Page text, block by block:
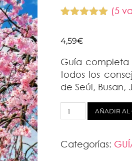
5 en base
valoraciones
de clientes
(5
4,59€
Guía
todos los
de Seúl,
GUÍA
DE
COREA
AÑADIR AL
Categorías: